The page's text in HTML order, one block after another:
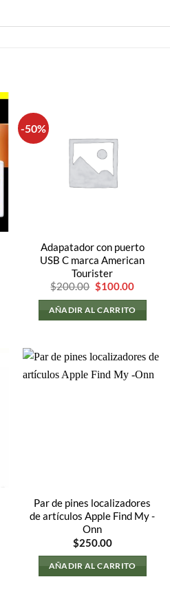
-50%
Adapatador con puerto
USB C marca American
Tourister
$200.00 El
precio
original
era:
$200.00.
$100.00El
actual
es:
AÑADIR AL CARRITO
Par de pines localizadores
de artículos Apple Find My -
Onn
$250.00
AÑADIR AL CARRITO